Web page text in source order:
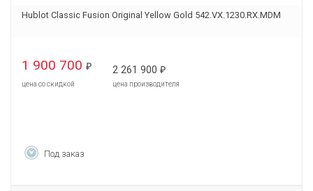
Hublot Classic Fusion Original Yellow Gold 542.VX.1230.RX.MDM
1 900 700 ₽
цена со скидкой
2 261 900 ₽
цена производителя
Под заказ